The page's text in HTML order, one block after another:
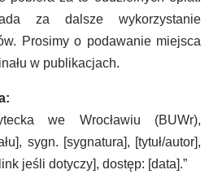
za dalsze wykorzystanie
Prosimy o podawanie miejsca
w publikacjach.
we Wrocławiu (BUWr),
sygn. [sygnatura], [tytuł/autor],
jeśli dotyczy], dostęp: [data].”